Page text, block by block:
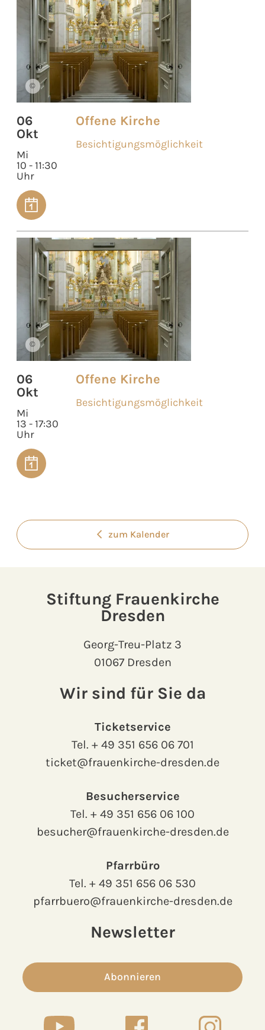
©
06
Okt
Mi
10 - 11:30
Uhr
Offene Kirche
Besichtigungsmöglichkeit
©
06
Okt
Mi
13 - 17:30
Uhr
Offene Kirche
Besichtigungsmöglichkeit
zum Kalender
Stiftung Frauenkirche
Dresden
Georg-Treu-Platz 3
01067 Dresden
Wir sind für Sie da
Ticketservice
Tel. + 49 351 656 06 701
ticket@frauenkirche-dresden.de
Besucherservice
Tel. + 49 351 656 06 100
besucher@frauenkirche-dresden.de
Pfarrbüro
Tel. + 49 351 656 06 530
pfarrbuero@frauenkirche-dresden.de
Newsletter
Abonnieren